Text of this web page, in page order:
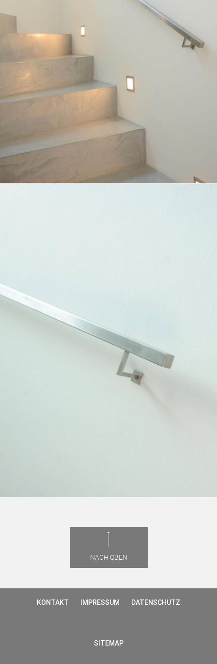
NACH OBEN
KONTAKT IMPRESSUM DATENSCHUTZ
SITEMAP